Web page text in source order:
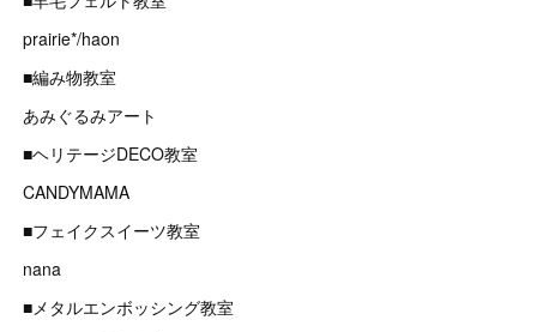
prairie*/haon
■編み物教室
あみぐるみアート
■ヘリテージDECO教室
CANDYMAMA
■フェイクスイーツ教室
nana
■メタルエンボッシング教室